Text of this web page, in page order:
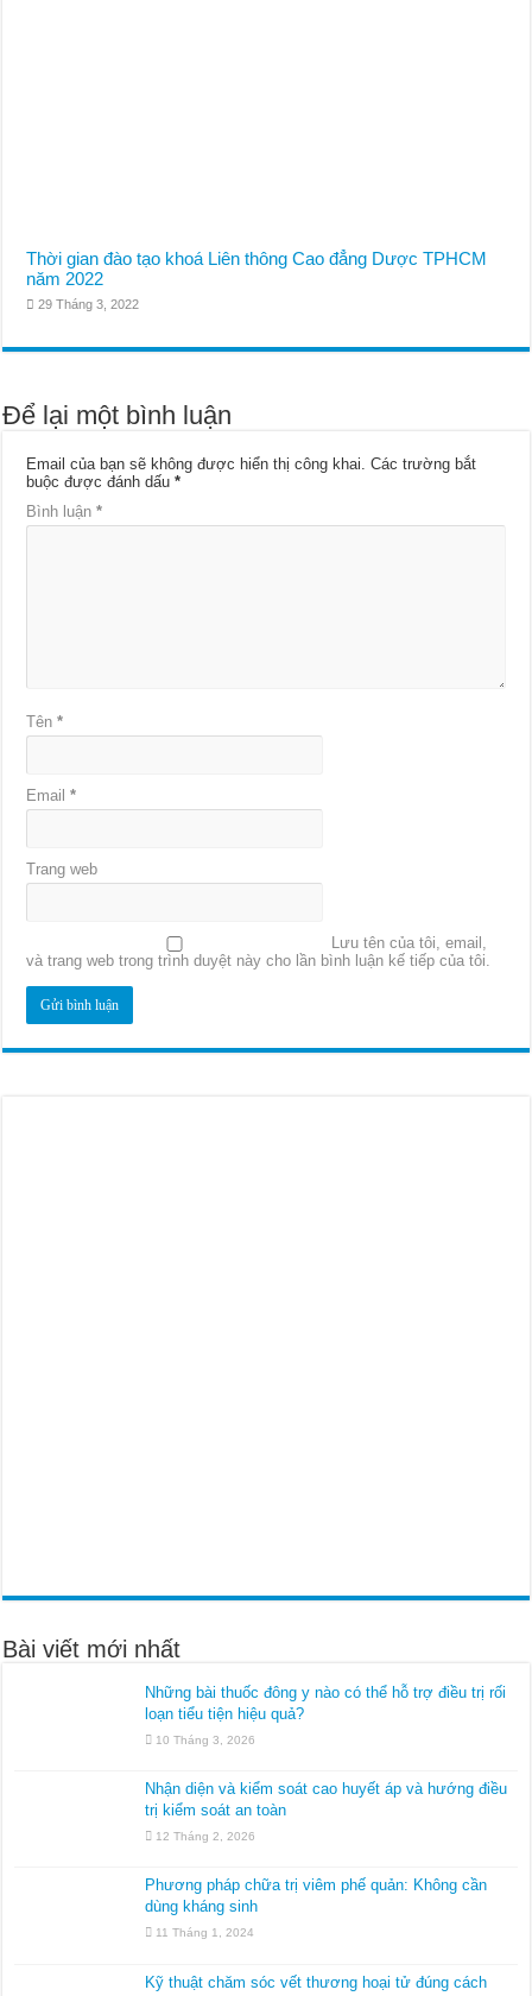
Thời gian đào tạo khoá Liên thông Cao đẳng Dược TPHCM
năm 2022
29 Tháng 3, 2022
Để lại một bình luận
Email của bạn sẽ không được hiển thị công khai. Các trường bắt
buộc được đánh dấu*
Bình luận*
Tên*
Email*
Trang web
Lưu tên của tôi, email,
và trang web trong trình duyệt này cho lần bình luận kế tiếp của tôi.
Bài viết mới nhất
Những bài thuốc đông y nào có thể hỗ trợ điều trị rối
loạn tiểu tiện hiệu quả?
10 Tháng 3, 2026
Nhận diện và kiểm soát cao huyết áp và hướng điều
trị kiểm soát an toàn
12 Tháng 2, 2026
Phương pháp chữa trị viêm phế quản: Không cần
dùng kháng sinh
11 Tháng 1, 2024
Kỹ thuật chăm sóc vết thương hoại tử đúng cách